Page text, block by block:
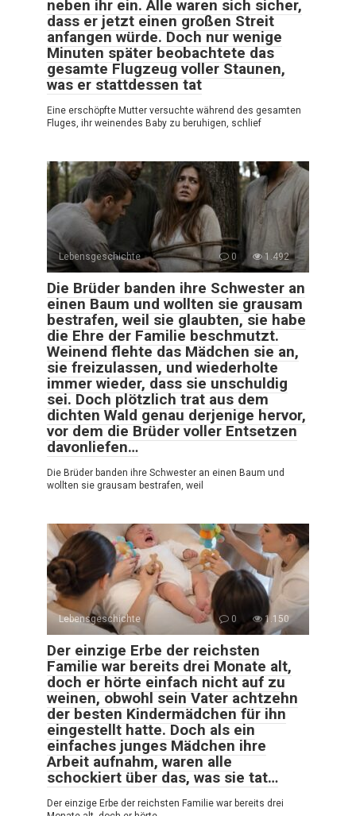
neben ihr ein. Alle waren sich sicher,
dass er jetzt einen großen Streit
anfangen würde. Doch nur wenige
Minuten später beobachtete das
gesamte Flugzeug voller Staunen,
was er stattdessen tat
Eine erschöpfte Mutter versuchte während des gesamten
Fluges, ihr weinendes Baby zu beruhigen, schlief
Lebensgeschichte 0 1.492
Die Brüder banden ihre Schwester an
einen Baum und wollten sie grausam
bestrafen, weil sie glaubten, sie habe
die Ehre der Familie beschmutzt.
Weinend flehte das Mädchen sie an,
sie freizulassen, und wiederholte
immer wieder, dass sie unschuldig
sei. Doch plötzlich trat aus dem
dichten Wald genau derjenige hervor,
vor dem die Brüder voller Entsetzen
davonliefen…
Die Brüder banden ihre Schwester an einen Baum und
wollten sie grausam bestrafen, weil
Lebensgeschichte 0 1.150
Der einzige Erbe der reichsten
Familie war bereits drei Monate alt,
doch er hörte einfach nicht auf zu
weinen, obwohl sein Vater achtzehn
der besten Kindermädchen für ihn
eingestellt hatte. Doch als ein
einfaches junges Mädchen ihre
Arbeit aufnahm, waren alle
schockiert über das, was sie tat…
Der einzige Erbe der reichsten Familie war bereits drei